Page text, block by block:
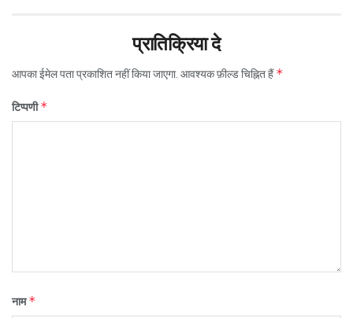
प्रातिक्रिया दे
आपका ईमेल पता प्रकाशित नहीं किया जाएगा. आवश्यक फ़ील्ड चिह्नित हैं*
टिप्पणी*
नाम*